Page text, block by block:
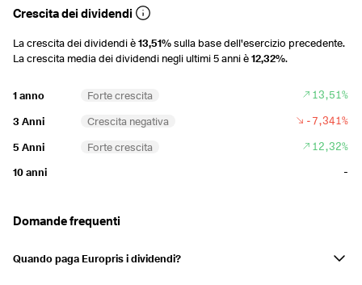
21.04.2023
2022
7,43%
Pagato
22.04.2022 29.04.2022
2021
4,98%
Pagato
06.05.2021 4,98%
2019
Domande frequenti
Quando paga Europris i dividendi?
Crescita dei dividendi
La crescita dei dividendi è13,51%sulla base dell'esercizio precedente.
La crescita media dei dividendi negli ultimi 5 anni è12,32%.
1 anno Forte crescita 13,51%
3 Anni Crescita negativa -7,341%
5 Anni Forte crescita
12,32%
10 anni
-